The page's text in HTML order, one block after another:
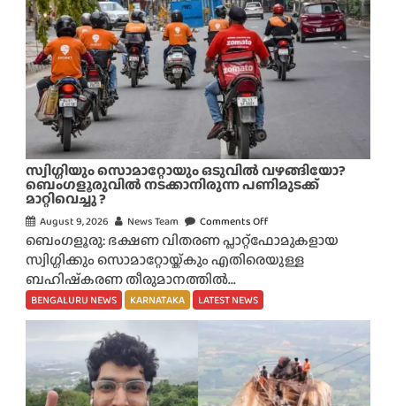
സ്വിഗ്ഗിയും സൊമാറ്റോയും ഒടുവിൽ വഴങ്ങിയോ?
ബെംഗളൂരുവിൽ നടക്കാനിരുന്ന പണിമുടക്ക്
മാറ്റിവെച്ചു ?
August 9, 2026 News Team Comments Off
n
സ്വി
സൊ
റ്റോ
യും
ഒ
ബെംഗളൂരു: ഭക്ഷണ വിതരണ പ്ലാറ്റ്‌ഫോമുകളായ
സ്വിഗ്ഗിക്കും സൊമാറ്റോയ്ക്കും എതിരെയുള്ള
ബഹിഷ്‌കരണ തീരുമാനത്തിൽ...
BENGALURU NEWS KARNATAKA LATEST NEWS